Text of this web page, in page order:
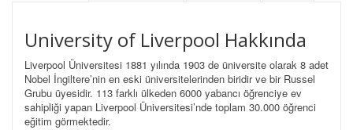
University of Liverpool Hakkında
Liverpool Üniversitesi 1881 yılında 1903 de üniversite olarak 8 adet
Nobel İngiltere’nin en eski üniversitelerinden biridir ve bir Russel
Grubu üyesidir. 113 farklı ülkeden 6000 yabancı öğrenciye ev
sahipliği yapan Liverpool Üniversitesi’nde toplam 30.000 öğrenci
eğitim görmektedir.